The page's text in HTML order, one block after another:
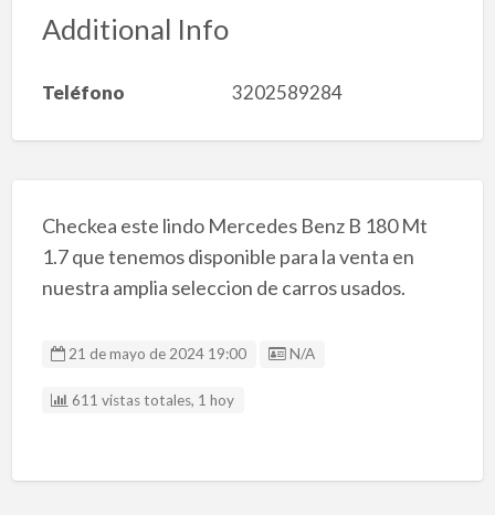
Additional Info
Teléfono 3202589284
Checkea este lindo Mercedes Benz B 180 Mt
1.7 que tenemos disponible para la venta en
nuestra amplia seleccion de carros usados.
21 de mayo de 2024 19:00 Listing ID
N/A
611 vistas totales, 1 hoy